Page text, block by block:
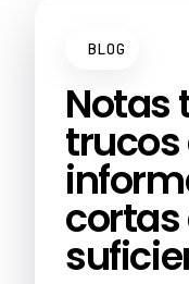
BLOG
Notas
trucos